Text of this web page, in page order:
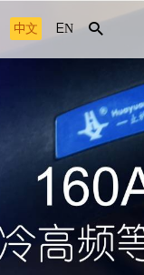
中文 EN 